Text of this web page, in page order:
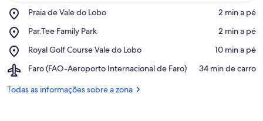
Praia de Vale do Lobo
Place,
de
do
Lobo
‪2 min a pé‬
Par.Tee Family Park
Place,
Family
‪2 min a pé‬
Royal Golf Course Vale do Lobo
Place,
Golf
Vale
‪10 min a pé‬
Faro (FAO-Aeroporto Internacional de Faro)
Airport,
(FAO-
‪34 min de carro‬
Todas as informações sobre a zona